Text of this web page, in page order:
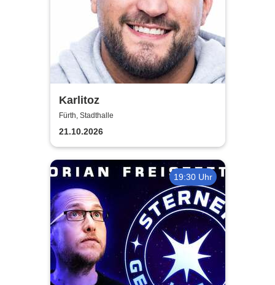
Karlitoz
Fürth, Stadthalle
21.10.2026
19:30 Uhr